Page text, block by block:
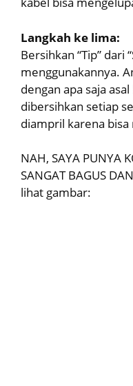
Langkah ke lima:
Bersihkan “Tip” dari
menggunakannya.
dengan apa saja
dibersihkan setiap
diampril karena bisa
NAH, SAYA PUNYA
SANGAT BAGUS
lihat gambar: